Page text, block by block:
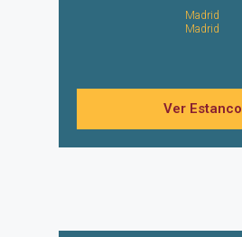
Madrid
Madrid
Ver Estanco